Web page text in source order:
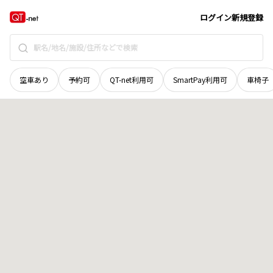
ログイン新規登録
空車あり 予約可 QT-net利用可 SmartPay利用可 車椅子
北海道